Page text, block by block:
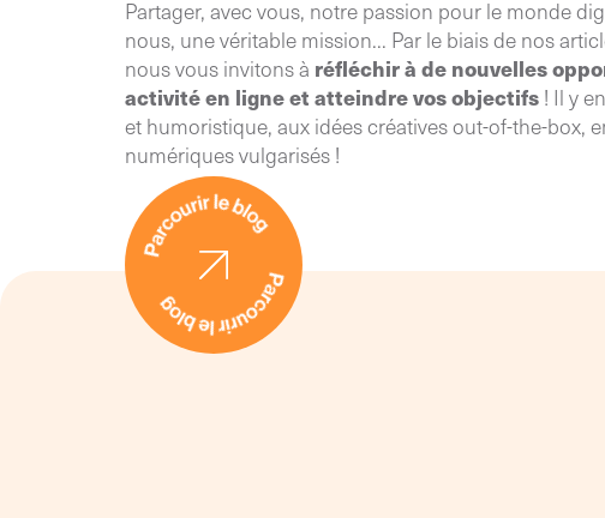
Partager, avec vous, notre passion pour le monde
nous, une véritable mission... Par le biais de nos
nous vous invitons à réfléchir à de nouvelles
activité en ligne et atteindre vos objectifs ! Il y
et humoristique, aux idées créatives out-of-the-box,
numériques vulgarisés !